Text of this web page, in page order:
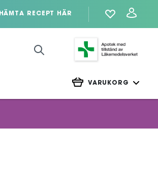
HÄMTA RECEPT HÄR
VARUKORG